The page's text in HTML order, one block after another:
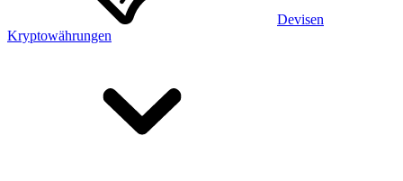
Devisen
Kryptowährungen